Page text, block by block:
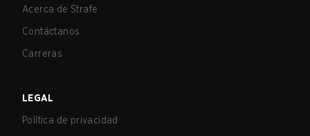
Acerca de Strafe
Contáctanos
Carreras
LEGAL
Política de privacidad